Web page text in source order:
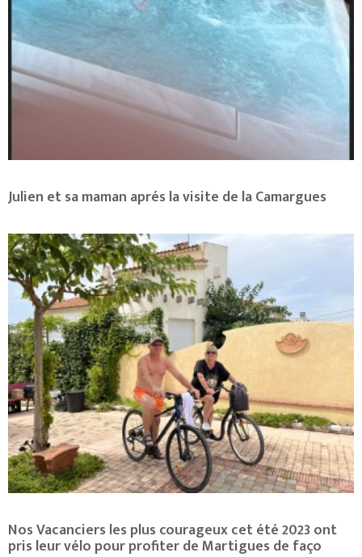
Julien et sa maman aprés la visite de la Camargues
Nos Vacanciers les plus courageux cet été 2023 ont
pris leur vélo pour profiter de Martigues de faço